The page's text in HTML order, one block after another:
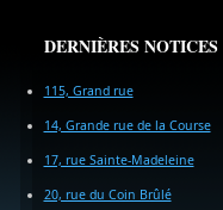
DERNIÈRES NOTICES
115, Grand rue
14, Grande rue de la Course
17, rue Sainte-Madeleine
20, rue du Coin Brûlé